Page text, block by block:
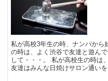
私が高校3年生の時、ナンパから
の時は、よく渋谷で友達と遊ん
して・・・。 私が高校生の時は
友達はみんな日焼けサロン通いを